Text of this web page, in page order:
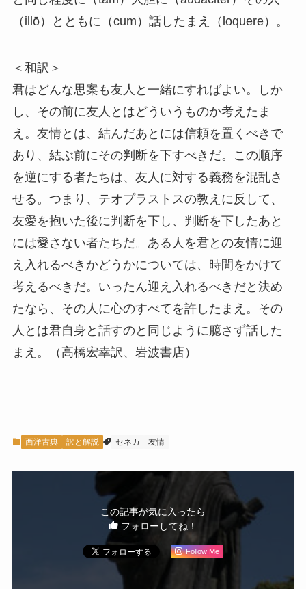
（illō）とともに（cum）話したまえ（loquere）。
＜和訳＞
君はどんな思案も友人と一緒にすればよい。しか
し、その前に友人とはどういうものか考えたま
え。友情とは、結んだあとには信頼を置くべきで
あり、結ぶ前にその判断を下すべきだ。この順序
を逆にする者たちは、友人に対する義務を混乱さ
せる。つまり、テオプラストスの教えに反して、
友愛を抱いた後に判断を下し、判断を下したあと
には愛さない者たちだ。ある人を君との友情に迎
え入れるべきかどうかについては、時間をかけて
考えるべきだ。いったん迎え入れるべきだと決め
たなら、その人に心のすべてを許したまえ。その
人とは君自身と話すのと同じように臆さず話した
まえ。（高橋宏幸訳、岩波書店）
西洋古典 訳と解説 セネカ 友情
この記事が気に入ったら
フォローしてね！
Follow Me